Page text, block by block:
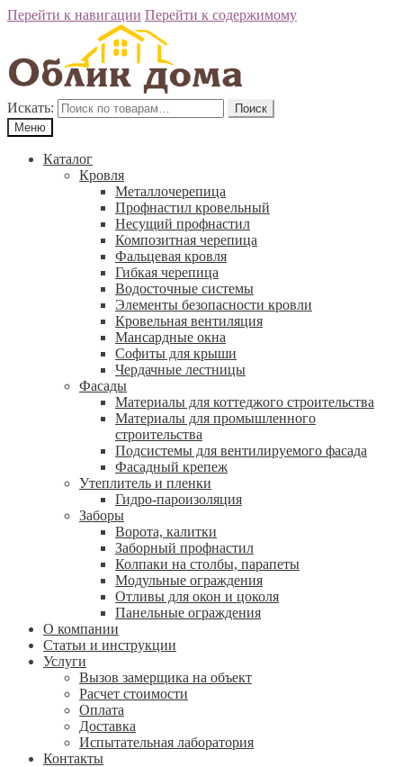
Перейти к навигации Перейти к содержимому
Искать:
Поиск
Меню
Каталог
Кровля
Металлочерепица
Профнастил кровельный
Несущий профнастил
Композитная черепица
Фальцевая кровля
Гибкая черепица
Водосточные системы
Элементы безопасности кровли
Кровельная вентиляция
Мансардные окна
Софиты для крыши
Чердачные лестницы
Фасады
Материалы для коттеджого строительства
Материалы для промышленного
строительства
Подсистемы для вентилируемого фасада
Фасадный крепеж
Утеплитель и пленки
Гидро-пароизоляция
Заборы
Ворота, калитки
Заборный профнастил
Колпаки на столбы, парапеты
Модульные ограждения
Отливы для окон и цоколя
Панельные ограждения
О компании
Статьи и инструкции
Услуги
Вызов замерщика на объект
Расчет стоимости
Оплата
Доставка
Испытательная лаборатория
Контакты